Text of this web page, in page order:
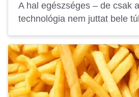
A hal egészséges – de csak
technológia nem juttat bele